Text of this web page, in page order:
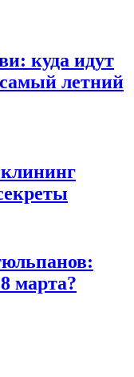
куда идут
летний
марта?